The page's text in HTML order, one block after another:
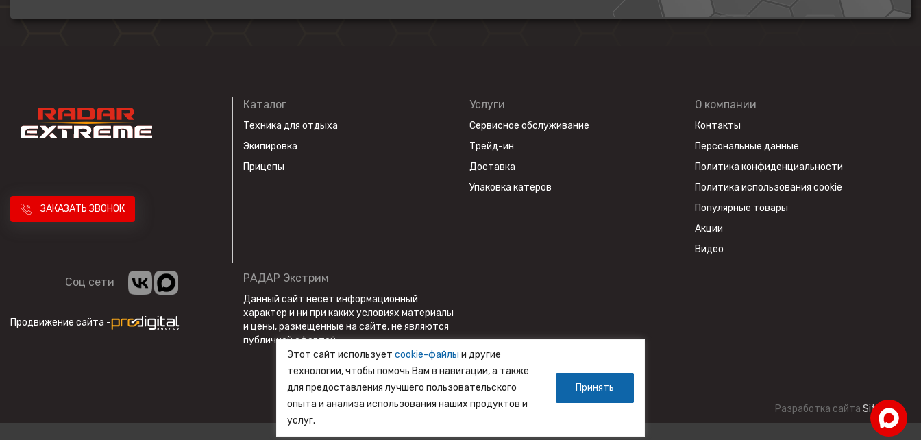
управления, топливным баком, винтом.
Дополнительная комплектация: счетчик моточасов и световая (зарядная) катушка для выработки дополнительной
электроэнергии, USB порт для подключения ходовых огней, зарядки телефона, питания эхолота. Для получения
стабильного питания 12-14 Вольт, в комплекте с USB идет выпрямитель напряжения.
Вы можете купить лодочный мотор GLADIATOR G40FES у нас. Это обеспечивает вам доступ к подлинным продуктам
GLADIATOR и наилучшим ценам, а также гарантирует, что вы получите продукт, который соответствует высочайшим
Наши цены на лодочный мотор GLADIATOR G40FES - это отражение выдающегося качества, которое вы получите. Этот 2-х
тактный мотор обеспечивает отличное соотношение мощности и эффективности, что делает его идеальным выбором для
GLADIATOR G40FES - это не просто мотор, это инструмент для вашего успеха на воде. Выберите GLADIATOR для
надежности, производительности и выдающегося опыта. Купите лодочный мотор GLADIATOR G40FES и отправьтесь в
водные приключения, о которых вы мечтали!
ЗАКАЗАТЬ ЗВОНОК
Каталог
Техника для отдыха
Экипировка
Прицепы
Услуги
Сервисное обслуживание
Трейд-ин
Доставка
Упаковка катеров
О компании
Контакты
Персональные данные
Политика конфиденциальности
Политика использования cookie
Популярные товары
Акции
Видео
Соц сети
Продвижение сайта -
РАДАР Экстрим
Данный сайт несет информационный
характер и ни при каких условиях материалы
и цены, размещенные на сайте, не являются
публичной офертой.
Разработка сайта SiteZone
Этот сайт используетcookie-файлы и другие
технологии, чтобы помочь Вам в навигации, а также
для предоставления лучшего пользовательского
опыта и анализа использования наших продуктов и
услуг.
Принять